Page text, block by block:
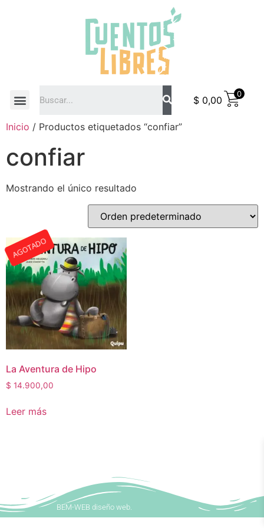
$ 0,00
0
Inicio / Productos etiquetados “confiar”
confiar
Mostrando el único resultado
AGOTADO
La Aventura de Hipo
$ 14.900,00
Leer más
BEM-WEB diseño web.